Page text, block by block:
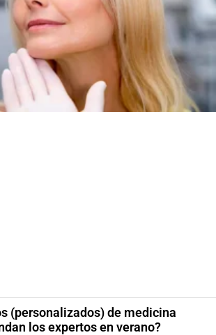
(personalizados) de medicina
los expertos en verano?